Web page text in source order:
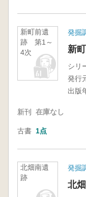
新町前遺
跡 第1～
4次
発掘
新
シリ
発行
出版
新刊 在庫なし
古書 1点
北畑南遺
跡
発掘
北